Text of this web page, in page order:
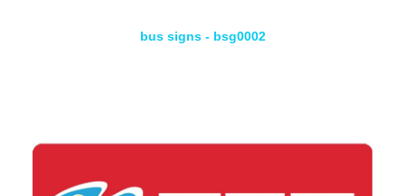
bus signs - bsg0002